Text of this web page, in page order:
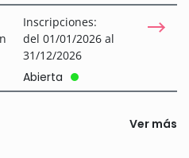
Inscripciones:
del 01/01/2026 al
31/12/2026
Abierta
Ver más